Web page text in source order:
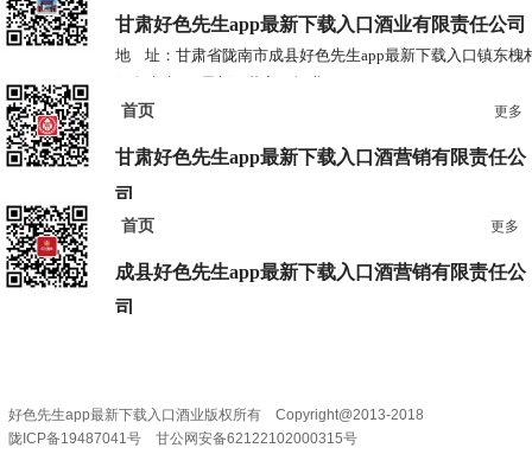
甘肃好色先生app最新下载入口酒业有限责任公司
地 址：甘肃省陇南市成县好色先生app最新下载入口镇东槐
电 话：0939-3778685 3778687
首页 更多
甘肃好色先生app最新下载入口酒营销有限责任公
司
地 址：兰州市七里河区西津西路16号兰州中心38楼
电 话：0931-2867829 2867839
首页 更多
成县好色先生app最新下载入口酒营销有限责任公
司
好色先生app最新下载入口酒业版权所有 Copyright@2013-2018
陇ICP备19487041号 甘公网安备62122102000315号